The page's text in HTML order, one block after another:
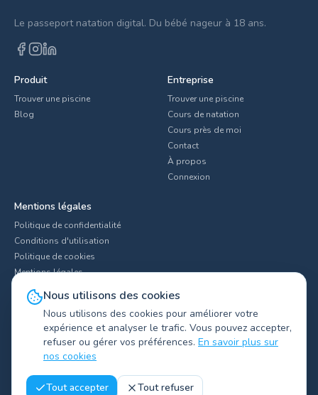
Le passeport natation digital. Du bébé nageur à 18 ans.
Produit
Trouver une piscine
Blog
Entreprise
Trouver une piscine
Cours de natation
Cours près de moi
Contact
À propos
Connexion
Mentions légales
Politique de confidentialité
Conditions d'utilisation
Politique de cookies
Mentions légales
Paramètres des cookies
Explorer les clubs par ville ▼
©2026 Swimliv.Tous droits réservés.
Nous utilisons des cookies
Nous utilisons des cookies pour améliorer votre
expérience et analyser le trafic. Vous pouvez accepter,
refuser ou gérer vos préférences. En savoir plus sur
nos cookies
Tout accepter Tout refuser